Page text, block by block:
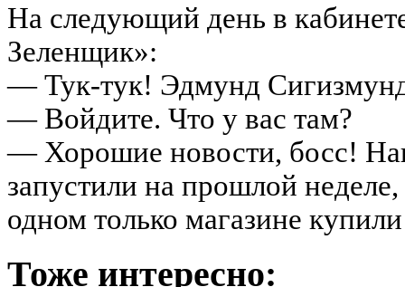
На следующий день в
Зеленщик»:
—Тук-тук! Эдмунд
— Войдите. Что у вас там?
— Хорошие новости, босс!
запустили на прошлой
одном только магазине
Тоже интересно: